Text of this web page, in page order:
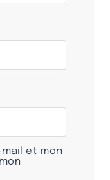
mail et mon